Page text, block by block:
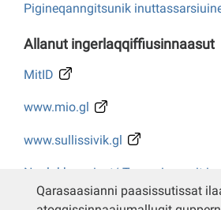
Pigineqanngitsunik
Allanut ingerlaqqiffiusinnaasut
MitID
www.mio.gl
www.sullissivik.gl
Naalakkersuisut/ Tusarniaanerit
Whistleblower
Qarasaasianni paasissutissat